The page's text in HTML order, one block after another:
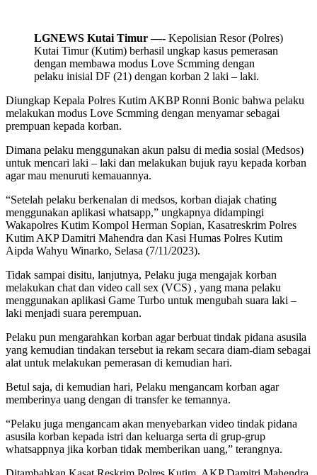
LGNEWS Kutai Timur —- Kepolisian Resor (Polres)
Kutai Timur (Kutim) berhasil ungkap kasus pemerasan
dengan membawa modus Love Scmming dengan
pelaku inisial DF (21) dengan korban 2 laki – laki.
Diungkap Kepala Polres Kutim AKBP Ronni Bonic bahwa pelaku
melakukan modus Love Scmming dengan menyamar sebagai
prempuan kepada korban.
Dimana pelaku menggunakan akun palsu di media sosial (Medsos)
untuk mencari laki – laki dan melakukan bujuk rayu kepada korban
agar mau menuruti kemauannya.
“Setelah pelaku berkenalan di medsos, korban diajak chating
menggunakan aplikasi whatsapp,” ungkapnya didampingi
Wakapolres Kutim Kompol Herman Sopian, Kasatreskrim Polres
Kutim AKP Damitri Mahendra dan Kasi Humas Polres Kutim
Aipda Wahyu Winarko, Selasa (7/11/2023).
Tidak sampai disitu, lanjutnya, Pelaku juga mengajak korban
melakukan chat dan video call sex (VCS) , yang mana pelaku
menggunakan aplikasi Game Turbo untuk mengubah suara laki –
laki menjadi suara perempuan.
Pelaku pun mengarahkan korban agar berbuat tindak pidana asusila
yang kemudian tindakan tersebut ia rekam secara diam-diam sebagai
alat untuk melakukan pemerasan di kemudian hari.
Betul saja, di kemudian hari, Pelaku mengancam korban agar
memberinya uang dengan di transfer ke temannya.
“Pelaku juga mengancam akan menyebarkan video tindak pidana
asusila korban kepada istri dan keluarga serta di grup-grup
whatsappnya jika korban tidak memberikan uang,” terangnya.